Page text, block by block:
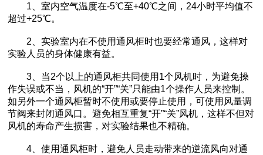
1、室内空气温度在-5℃至+40℃之间，24小时平均值不
超过+25℃。
2、实验室内在不使用通风柜时也要经常通风，这样对
实验人员的身体健康有益。
3、当2个以上的通风柜共同使用1个风机时，为避免操
作失误或不当，风机的“开”“关”只能由1个操作人员来控制。
如另外一个通风柜暂时不使用或要停止使用，可使用风量调
节阀来封闭通风口。避免相互重复“开”“关”风机，这样不但对
风机的寿命产生损害，对实验结果也不精确。
4、使用通风柜时，避免人员走动带来的逆流风向对通